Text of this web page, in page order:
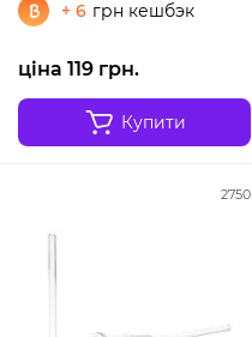
+ 6 грн кешбэк
ціна 119 грн.
Купити
2750